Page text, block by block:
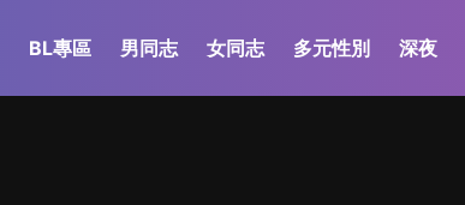
BL專區 男同志 女同志 多元性別 深夜